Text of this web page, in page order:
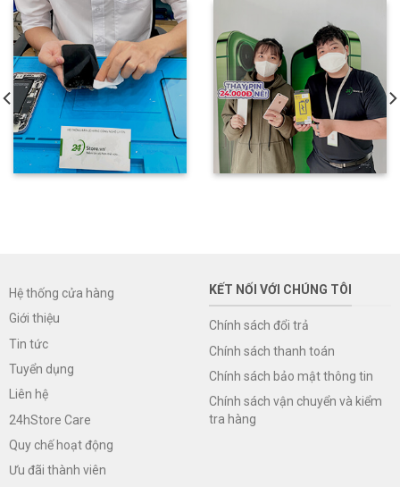
Hệ thống cửa hàng
Giới thiệu
Tin tức
Tuyển dụng
Liên hệ
24hStore Care
Quy chế hoạt động
Ưu đãi thành viên
KẾT NỐI VỚI CHÚNG TÔI
Chính sách đổi trả
Chính sách thanh toán
Chính sách bảo mật thông tin
Chính sách vận chuyển và kiểm
tra hàng